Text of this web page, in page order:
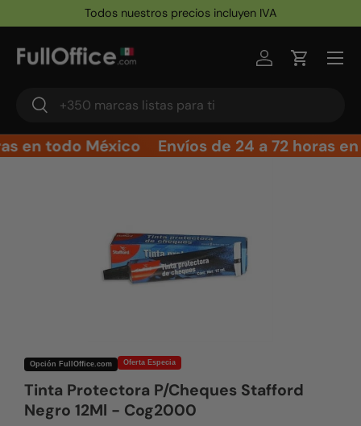
Ir al contenido
Todos nuestros precios incluyen IVA
Buscar
Buscar
Iniciar sesión
Carrito
en todo México Envíos de 24 a 72 horas
Opción FullOffice.com Oferta Especia
Tinta Protectora P/Cheques Stafford
Negro 12Ml - Cog2000